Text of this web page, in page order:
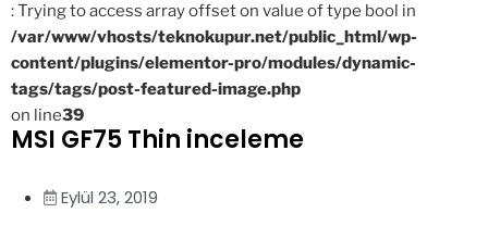
: Trying to access array offset on value of type bool in
/var/www/vhosts/teknokupur.net/public_html/wp-
content/plugins/elementor-pro/modules/dynamic-
tags/tags/post-featured-image.php
on line39
MSI GF75 Thin inceleme
Eylül 23, 2019